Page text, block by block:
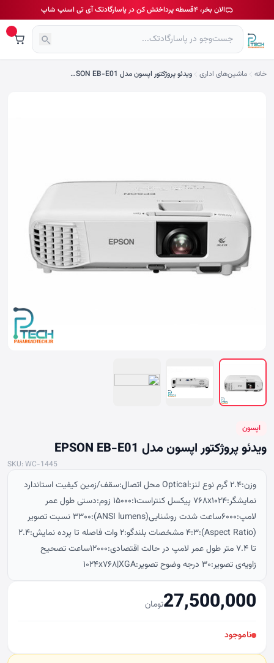
الان بخر، ۴قسطه پرداختش کن در پاسارگادتک آی تی اسنپ شاپ
خانه ماشین‌های اداری ویدئو پروژکتور اپسون مدل EPSON EB-E01
اپسون
ویدئو پروژکتور اپسون مدل EPSON EB-E01
SKU: WC-1445
وزن:۲.۴ گرم نوع لنز:Optical محل اتصال:سقف/زمین کیفیت استاندارد
نمایشگر:۷۶۸x۱۰۲۴ پیکسل کنتراست۱۵۰۰۰:۱ زوم:دستی طول عمر
لامپ:۶۰۰۰ساعت شدت روشنایی(ANSI lumens):۳۳۰۰ نسبت تصویر
(Aspect Ratio):۴:۳ مشخصات بلندگو:۲ وات فاصله تا پرده نمایش:۲.۴
تا ۷.۴ متر طول عمر لامپ در حالت اقتصادی:۱۲۰۰۰ساعت تصحیح
زاویه‌ی تصویر:۳۰ درجه وضوح تصویر:۱۰۲۴x۷۶۸|XGA
27,500,000تومان
ناموجود